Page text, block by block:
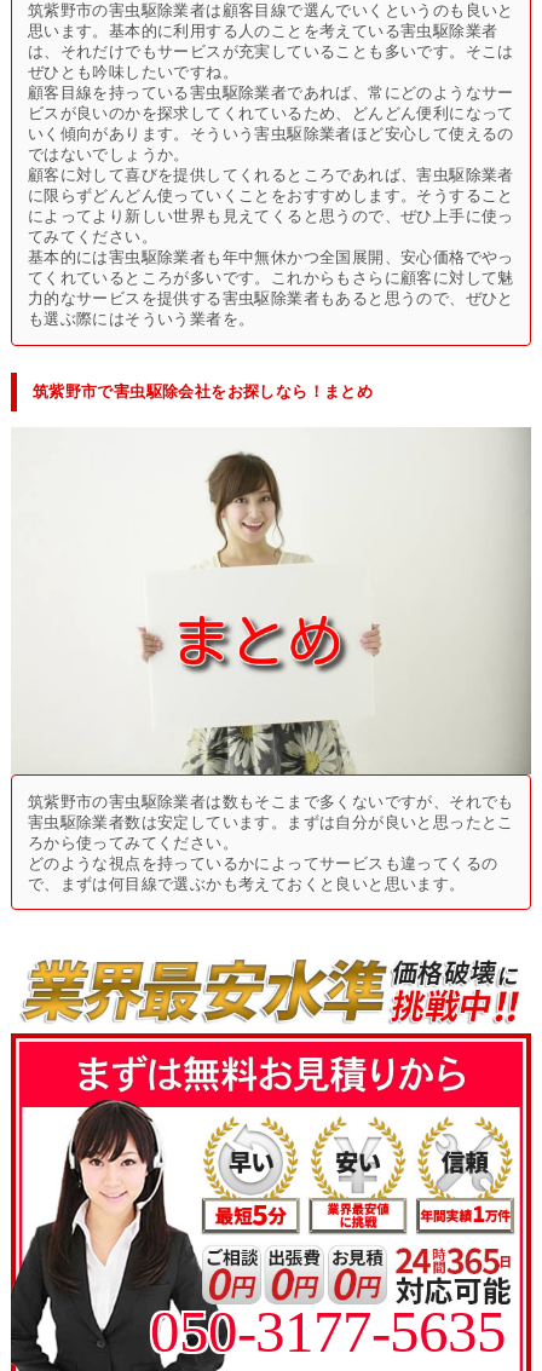
筑紫野市の害虫駆除業者は顧客目線で選んでいくというのも良いと
思います。基本的に利用する人のことを考えている害虫駆除業者
は、それだけでもサービスが充実していることも多いです。そこは
ぜひとも吟味したいですね。
顧客目線を持っている害虫駆除業者であれば、常にどのようなサー
ビスが良いのかを探求してくれているため、どんどん便利になって
いく傾向があります。そういう害虫駆除業者ほど安心して使えるの
ではないでしょうか。
顧客に対して喜びを提供してくれるところであれば、害虫駆除業者
に限らずどんどん使っていくことをおすすめします。そうすること
によってより新しい世界も見えてくると思うので、ぜひ上手に使っ
てみてください。
基本的には害虫駆除業者も年中無休かつ全国展開、安心価格でやっ
てくれているところが多いです。これからもさらに顧客に対して魅
力的なサービスを提供する害虫駆除業者もあると思うので、ぜひと
も選ぶ際にはそういう業者を。
筑紫野市で害虫駆除会社をお探しなら！まとめ
筑紫野市の害虫駆除業者は数もそこまで多くないですが、それでも
害虫駆除業者数は安定しています。まずは自分が良いと思ったとこ
ろから使ってみてください。
どのような視点を持っているかによってサービスも違ってくるの
で、まずは何目線で選ぶかも考えておくと良いと思います。
050-3177-5635